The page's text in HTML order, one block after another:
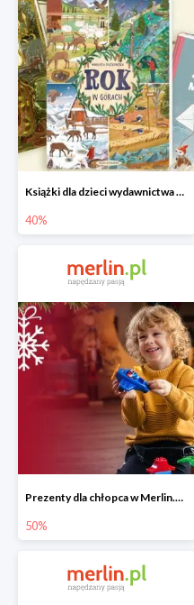
Książki dla dzieci wydawnictwa Nasza Księgarnia w Merlin.pl do -40%
40%
Prezenty dla chłopca w Merlin.pl do -50%
50%